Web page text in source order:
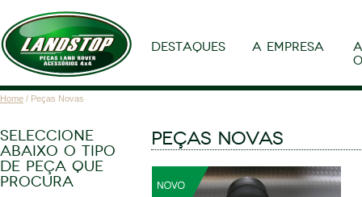
DESTAQUES A EMPRESA
Home / Peças Novas
SELECCIONE
ABAIXO O TIPO
DE PEÇA QUE
PROCURA
PEÇAS NOVAS